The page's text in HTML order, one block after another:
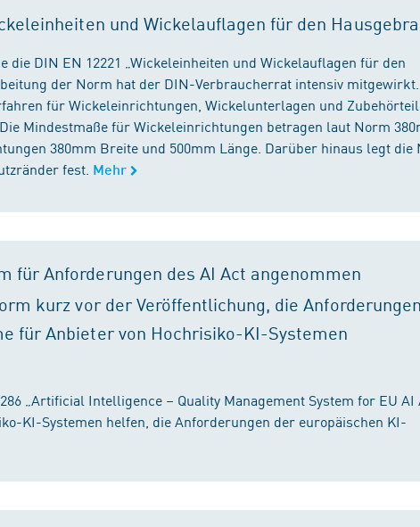
und Wickelauflagen für den
DIN EN 12221 „Wickeleinheiten und Wickelauflagen für den
der Norm hat der DIN-Verbraucherrat intensiv
für Wickeleinrichtungen, Wickelunterlagen und
Mindestmaße für Wickeleinrichtungen betragen laut Norm
380mm Breite und 500mm Länge. Darüber hinaus legt die
fest. Mehr
für Anforderungen des AI Act angenommen
kurz vor der Veröffentlichung, die
für Anbieter von Hochrisiko-KI-Systemen
„Artificial Intelligence – Quality Management System for EU AI
KI-Systemen helfen, die Anforderungen der europäischen KI-